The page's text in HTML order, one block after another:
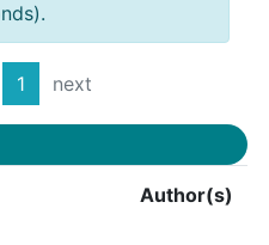
1 next
Author(s)